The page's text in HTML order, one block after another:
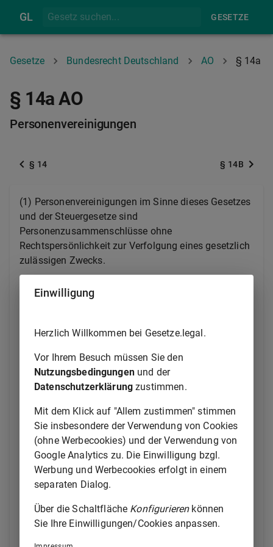
GL GESETZE
Gesetze Bundesrecht Deutschland AO § 14a
§ 14a AO
Personenvereinigungen
§ 14 § 14B
(1) Personenvereinigungen im Sinne dieses Gesetzes
und der Steuergesetze sind
Personenzusammenschlüsse ohne
Rechtspersönlichkeit zur Verfolgung eines gesetzlich
zulässigen Zwecks.
insbesondere
des
Bürgerlichen Gesetzbuchs ),
2.
rechtsfähige Personengesellschaften
einschließlich Gesellschaften (
Bürgerlichen Gesetzbuchs
Partnerschaftsgesellschaften,
Partenreedereien und Europäische
wirtschaftliche Interessenvereinigungen
und
3.
Gemeinschaften der Wohnungseigentümer
( § 9a des
(3) Nicht rechtsfähige Personenvereinigungen sind
Einwilligung
Herzlich Willkommen bei Gesetze.legal.
Vor Ihrem Besuch müssen Sie den
Nutzungsbedingungenund der
Datenschutzerklärung zustimmen.
Mit dem Klick auf "Allem zustimmen" stimmen
Sie insbesondere der Verwendung von Cookies
(ohne Werbecookies) und der Verwendung von
Google Analytics zu. Die Einwilligung bzgl.
Werbung und Werbecookies erfolgt in einem
separaten Dialog.
Über die Schaltfläche Konfigurierenkönnen
Sie Ihre Einwilligungen/Cookies anpassen.